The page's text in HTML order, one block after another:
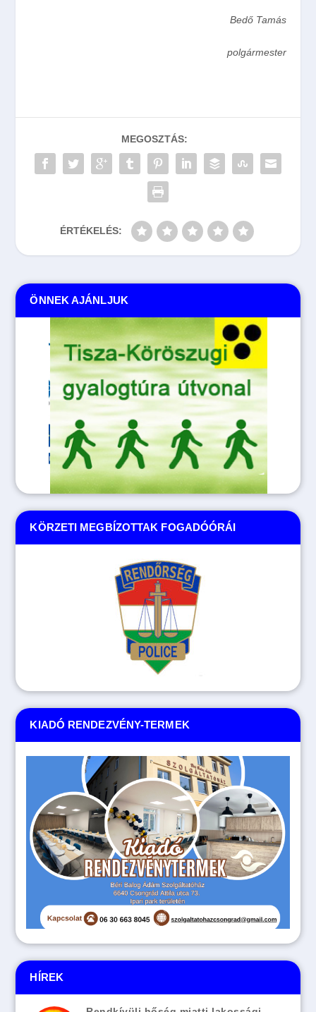
Bedő Tamás
polgármester
MEGOSZTÁS:
ÉRTÉKELÉS:
HÍREK
KIADÓ RENDEZVÉNY-TERMEK
KÖRZETI MEGBÍZOTTAK FOGADÓÓRÁI
ÖNNEK AJÁNLJUK